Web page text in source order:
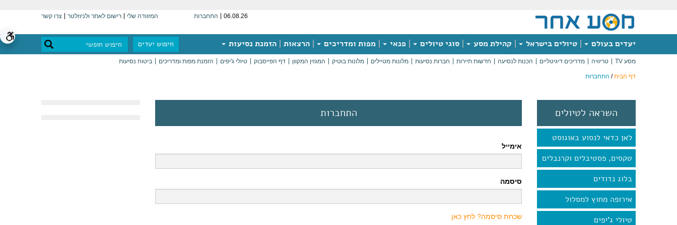
06.08.26 התחברות המזוודה שלי רישום לאתר ולניוזלטר צרו קשר
יעדים בעולם טיולים בישראל קהילת מסע סוגי טיולים פנאי מפות ומדריכים הרצאות הזמנת נסיעות חיפוש יעדים
מסע TV טריוויה מדריכים דיגיטליים הכנות לנסיעה חדשות תיירות חברות נסיעות מלונות מטיילים מלונות בוטיק המגזין המקוון דף הפייסבוק טיולי ג'יפים הזמנת מפות ומדריכים ביטוח נסיעות
דף הבית/ התחברות
השראה לטיולים
לאן כדאי לנסוע באוגוסט
טקסים, פסטיבלים וקרנבלים
בלוג נדודים
אירופה מחוץ למסלול
טיולי ג'יפים
התחברות
אימייל
סיסמה
שכחת סיסמה? לחץ כאן